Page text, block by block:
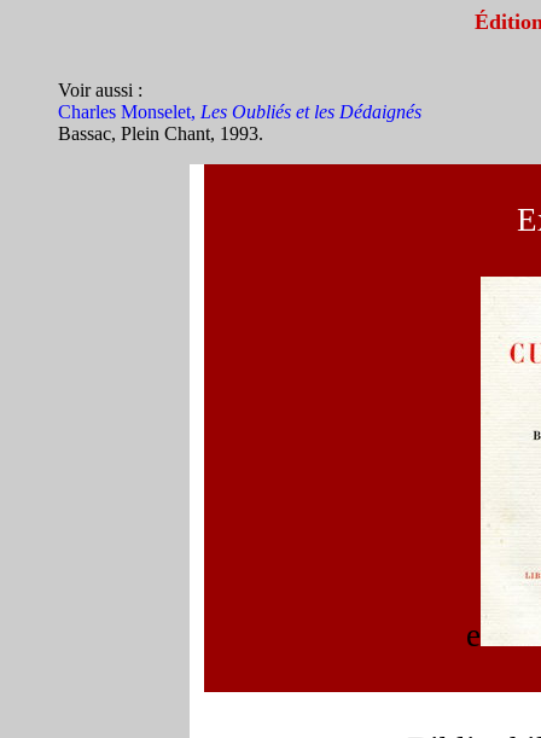
Voir aussi :
Charles Monselet, Les Oubliés et les Dédaignés
Bassac, Plein Chant, 1993.
e